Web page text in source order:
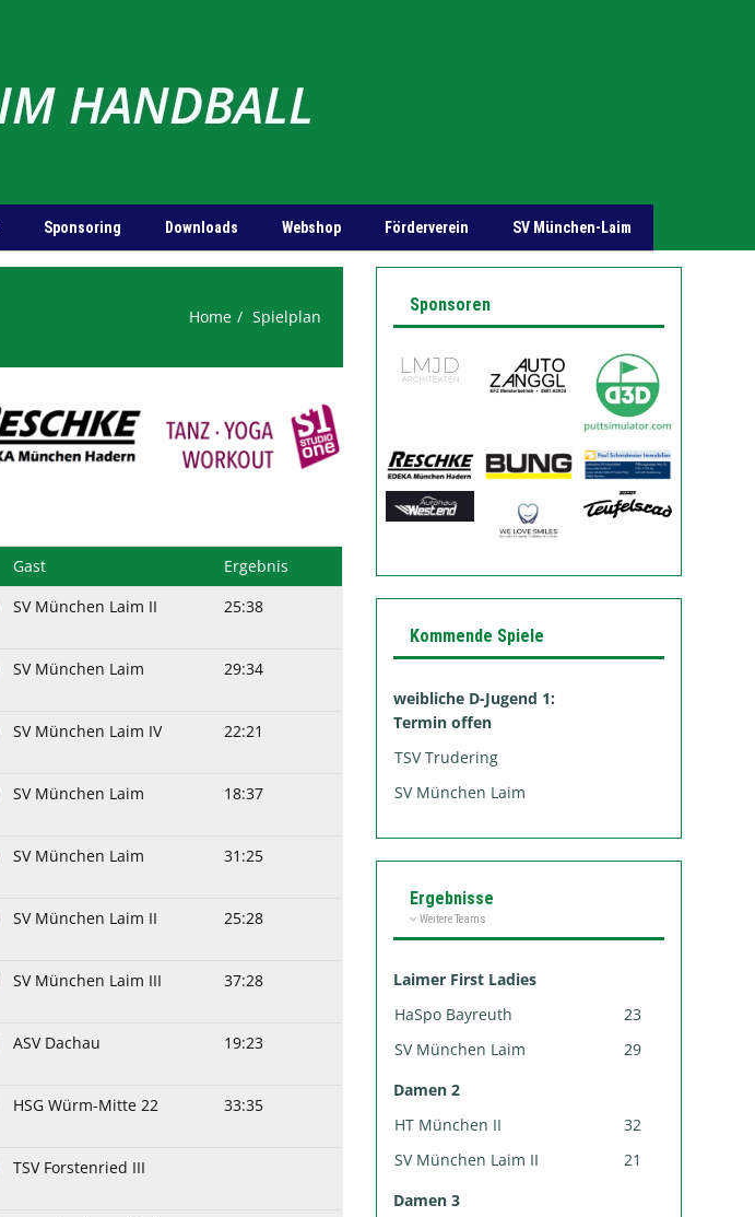
Sponsoring Downloads Webshop Förderverein SV München-Laim
Home Spielplan
Gast
Ergebnis
SV München Laim II 25:38
SV München Laim 29:34
SV München Laim IV 22:21
SV München Laim 18:37
SV München Laim 31:25
SV München Laim II 25:28
SV München Laim III 37:28
ASV Dachau 19:23
HSG Würm-Mitte 22 33:35
TSV Forstenried III
Sponsoren
Kommende Spiele
weibliche D-Jugend 1:
Termin offen
TSV Trudering
SV München Laim
Ergebnisse
Weitere Teams
Laimer First Ladies
HaSpo Bayreuth
23
SV München Laim
29
Damen 2
HT München II
32
SV München Laim II
21
Damen 3